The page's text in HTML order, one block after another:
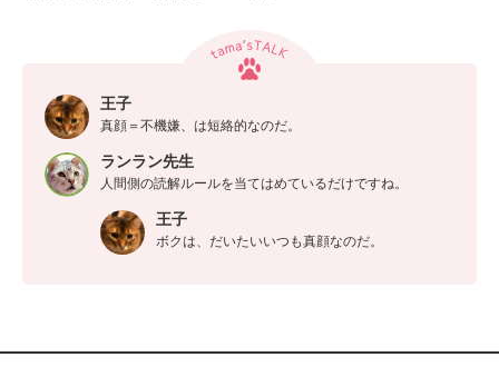
王子
真顔＝不機嫌、は短絡的なのだ。
ランラン先生
人間側の読解ルールを当てはめているだけですね。
王子
ボクは、だいたいいつも真顔なのだ。